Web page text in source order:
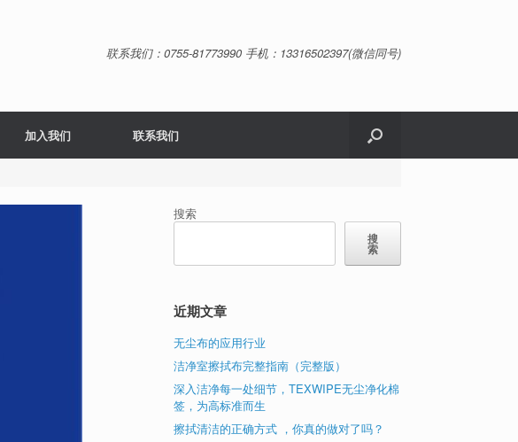
联系我们：0755-81773990 手机：13316502397(微信同号)
加入我们 联系我们
搜索
搜
索
近期文章
无尘布的应用行业
洁净室擦拭布完整指南（完整版）
深入洁净每一处细节，TEXWIPE无尘净化棉
签，为高标准而生
擦拭清洁的正确方式 ，你真的做对了吗？